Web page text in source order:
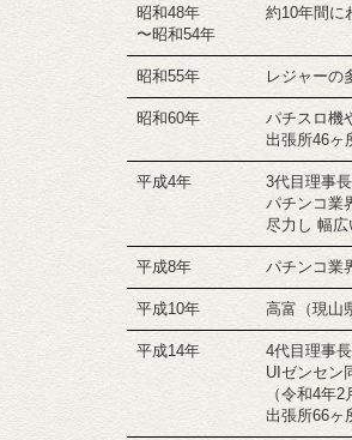
昭和48年
〜昭和54年
約10年間に
昭和55年 レジャーの
昭和60年
パチスロ機
出張所46
平成4年
3代目理事
パチンコ業
尽力し 幅
平成8年 パチンコ業
平成10年 高富（現山
平成14年
4代目理事
UIゼンセン
（令和4年
出張所66